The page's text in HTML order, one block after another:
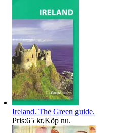
Ireland. The Green guide.
Pris:65 kr,Köp nu.